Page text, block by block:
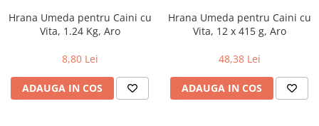
Accesorii maturi, mopuri & galeti
Produse curatare casa si exterior
Detergenti universali
Solutii dezinfectante
Servetele umede antibacteriene
Tampoane si absorbante
Produse autobronzante
Produse cu protectie solara
Hrana Umeda pentru Caini cu
Vita, 1.24 Kg, Aro
8,80 Lei
ADAUGA IN COS
Hrana Umeda pentru Caini cu
Vita, 12 x 415 g, Aro
48,38 Lei
ADAUGA IN COS